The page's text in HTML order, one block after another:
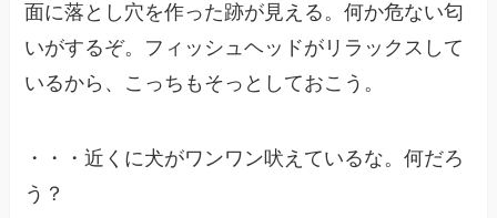
面に落とし穴を作った跡が見える。何か危ない匂
いがするぞ。フィッシュヘッドがリラックスして
いるから、こっちもそっとしておこう。
・・・近くに犬がワンワン吠えているな。何だろ
う？